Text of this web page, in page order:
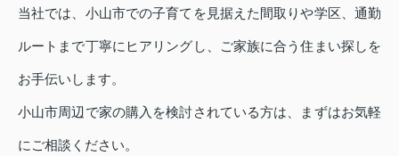
当社では、小山市での子育てを見据えた間取りや学区、通勤
ルートまで丁寧にヒアリングし、ご家族に合う住まい探しを
お手伝いします。
小山市周辺で家の購入を検討されている方は、まずはお気軽
にご相談ください。